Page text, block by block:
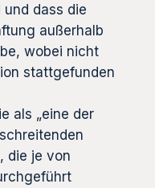
dass die
außerhalb
wobei nicht
stattgefunden
als „eine der
die je von